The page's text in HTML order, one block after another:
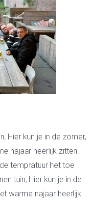
Hier kun je in de zomer,
najaar heerlijk zitten.
tempratuur het toe
tuin, Hier kun je in de
warme najaar heerlijk